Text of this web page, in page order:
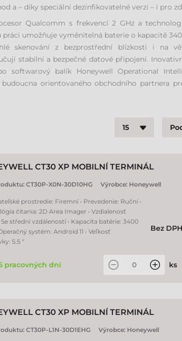
a – díky speciální dezinfikovatelné verzi – i pro
Qualcomm s frekvencí 2 GHz a
umožňuje vyměnitelná baterie o kapacitě
skenování z bezprostřední blízkosti i na
stabilní a bezpečné datové připojení.
softwarový balík Honeywell Operational
orientovaného obchodního partnera
CT30 XP MOBILNÍ TERMINÁL
CT30P-X0N-30D10HG Výrobce: Honeywell
prostredie: Firemní • Prevedenie: Ruční •
čítania: 2D Area Imager • Vzdialenosť
střední vzdáleností • Kapacita batérie: 3400
systém: Android 11 • Veľkosť
5.5 "
Bez DPH
pracovných dní ks
CT30 XP MOBILNÍ TERMINÁL
CT30P-L1N-30D1EHG Výrobce: Honeywell